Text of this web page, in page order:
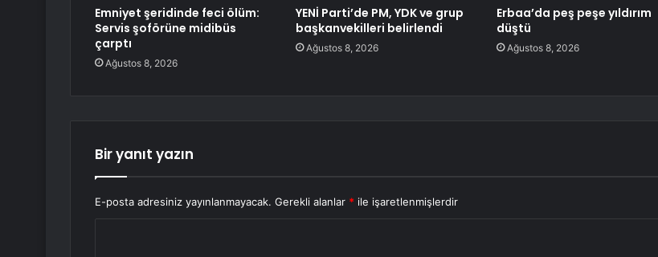
Emniyet şeridinde feci ölüm:
Servis şoförüne midibüs
çarptı
Ağustos 8, 2026
YENİ Parti’de PM, YDK ve grup
başkanvekilleri belirlendi
Ağustos 8, 2026
Erbaa’da peş peşe yıldırım
düştü
Ağustos 8, 2026
Bir yanıt yazın
E-posta adresiniz yayınlanmayacak. Gerekli alanlar * ile işaretlenmişlerdir